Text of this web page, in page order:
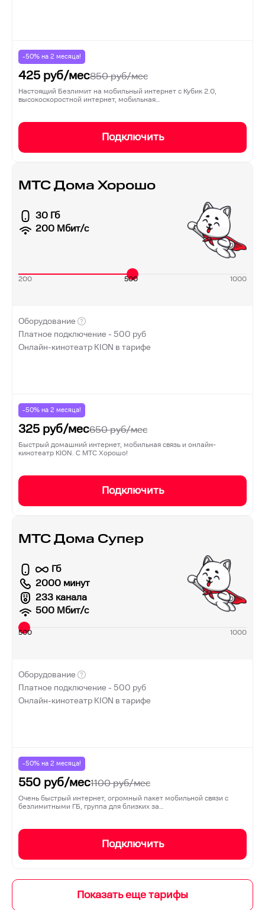
-50% на 2 месяца!
425 руб/мес850руб/мес
Настоящий Безлимит на мобильный интернет с Кубик 2.0,
высокоскоростной интернет, мобильная…
Подключить
МТС Дома Хорошо
30 Гб
200 Мбит/с
200 500 1000
Оборудование
Платное подключение -500 руб
Онлайн-кинотеатр KION в тарифе
-50% на 2 месяца!
325 руб/мес650руб/мес
Быстрый домашний интернет, мобильная связь и онлайн-
кинотеатр KION. С МТС Хорошо!
Подключить
МТС Дома Супер
Гб
2000 минут
233 канала
500 Мбит/с
500 1000
Оборудование
Платное подключение -500 руб
Онлайн-кинотеатр KION в тарифе
-50% на 2 месяца!
550 руб/мес1100руб/мес
Очень быстрый интернет, огромный пакет мобильной связи с
безлимитными ГБ, группа для близких за…
Подключить